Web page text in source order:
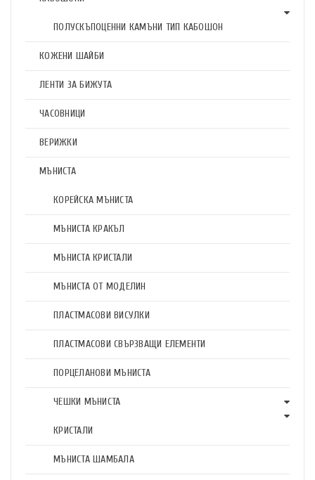
ПОЛУСКЪПОЦЕННИ КАМЪНИ ТИП КАБОШОН
КОЖЕНИ ШАЙБИ
ЛЕНТИ ЗА БИЖУТА
ЧАСОВНИЦИ
ВЕРИЖКИ
МЪНИСТА
КОРЕЙСКА МЪНИСТА
МЪНИСТА КРАКЪЛ
МЪНИСТА КРИСТАЛИ
МЪНИСТА ОТ МОДЕЛИН
ПЛАСТМАСОВИ ВИСУЛКИ
ПЛАСТМАСОВИ СВЪРЗВАЩИ ЕЛЕМЕНТИ
ПОРЦЕЛАНОВИ МЪНИСТА
ЧЕШКИ МЪНИСТА
КРИСТАЛИ
МЪНИСТА ШАМБАЛА